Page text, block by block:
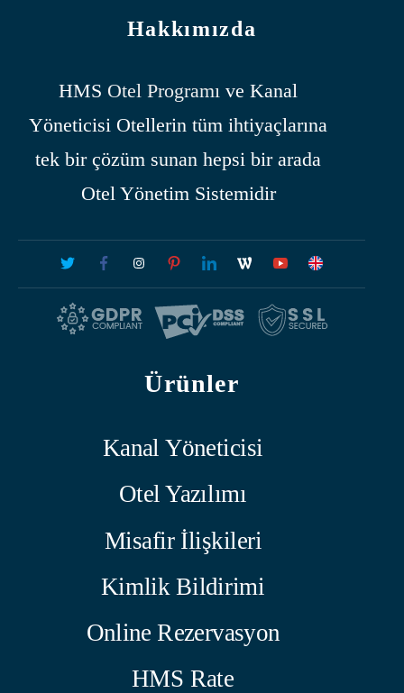
Hakkımızda
HMS Otel Programı ve Kanal
Yöneticisi Otellerin tüm ihtiyaçlarına
tek bir çözüm sunan hepsi bir arada
Otel Yönetim Sistemidir
Ürünler
Kanal Yöneticisi
Otel Yazılımı
Misafir İlişkileri
Kimlik Bildirimi
Online Rezervasyon
HMS Rate